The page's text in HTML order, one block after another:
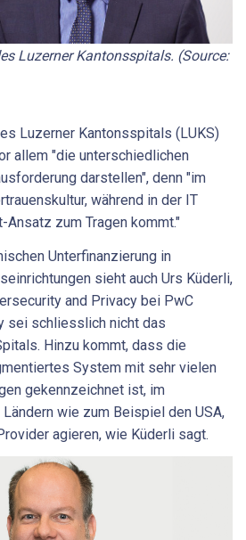
Luzerner Kantonsspitals. (Source:
Luzerner Kantonsspitals (LUKS)
allem "die unterschiedlichen
darstellen", denn "im
während in der IT
zum Tragen kommt."
Unterfinanzierung in
sieht auch Urs Küderli,
and Privacy bei PwC
sei schliesslich nicht das
Hinzu kommt, dass die
System mit sehr vielen
gekennzeichnet ist, im
wie zum Beispiel den USA,
agieren, wie Küderli sagt.